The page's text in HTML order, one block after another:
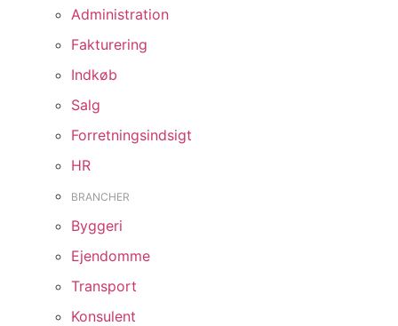
Administration
Fakturering
Indkøb
Salg
Forretningsindsigt
HR
BRANCHER
Byggeri
Ejendomme
Transport
Konsulent